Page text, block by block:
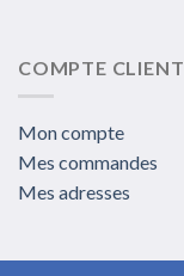
COMPTE CLIENT
Mon compte
Mes commandes
Mes adresses